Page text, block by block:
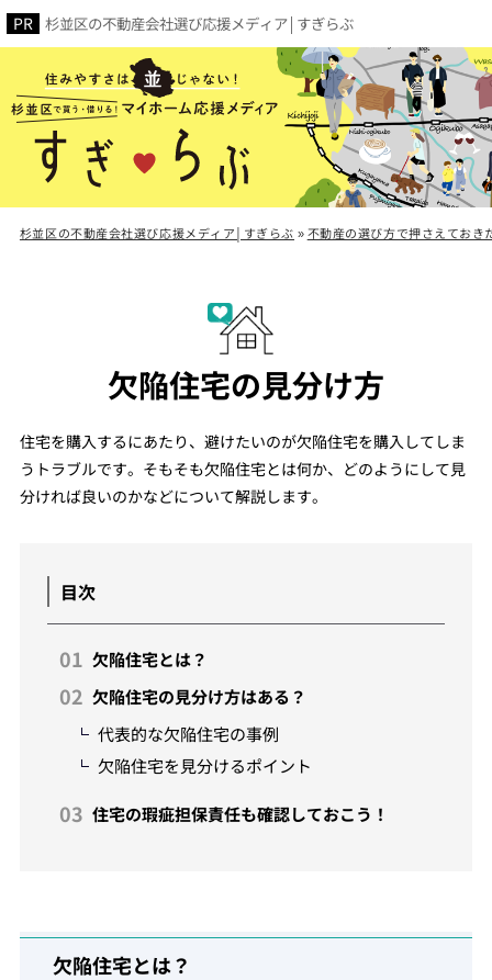
杉並区の不動産会社選び応援メディア│すぎらぶ
杉並区の不動産会社選び応援メディア│すぎらぶ »不動産の選び方で押さえておき
欠陥住宅の見分け方
住宅を購入するにあたり、避けたいのが欠陥住宅を購入してしま
うトラブルです。そもそも欠陥住宅とは何か、どのようにして見
分ければ良いのかなどについて解説します。
目次
欠陥住宅とは？
欠陥住宅の見分け方はある？
代表的な欠陥住宅の事例
欠陥住宅を見分けるポイント
住宅の瑕疵担保責任も確認しておこう！
欠陥住宅とは？